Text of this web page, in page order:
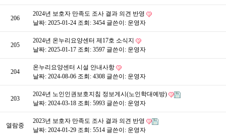
206
2024년 보호자 만족도 조사 결과 의견 반영
날짜: 2025-01-24 조회: 3454 글쓴이: 운영자
205
2024년 온누리요양센터 제17호 소식지
날짜: 2025-01-17 조회: 3597 글쓴이: 운영자
204
온누리요양센터 시설 안내사항
날짜: 2024-08-06 조회: 4308 글쓴이: 운영자
203
2024년 노인인권보호지침 정보게시(노인학대예방)
날짜: 2024-03-18 조회: 5993 글쓴이: 운영자
열람중
2023년 보호자 만족도 조사 결과 의견 반영
날짜: 2024-01-29 조회: 5514 글쓴이: 운영자